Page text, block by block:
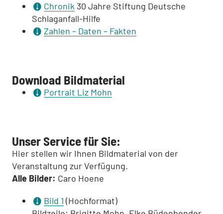
Chronik30 Jahre Stiftung Deutsche
Schlaganfall-Hilfe
Zahlen – Daten – Fakten
Download Bildmaterial
Portrait Liz Mohn
Unser Service für Sie:
Hier stellen wir Ihnen Bildmaterial von der
Veranstaltung zur Verfügung.
Alle Bilder: Caro Hoene
Bild 1 (Hochformat)